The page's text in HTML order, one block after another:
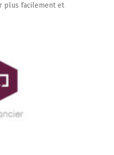
plus facilement et